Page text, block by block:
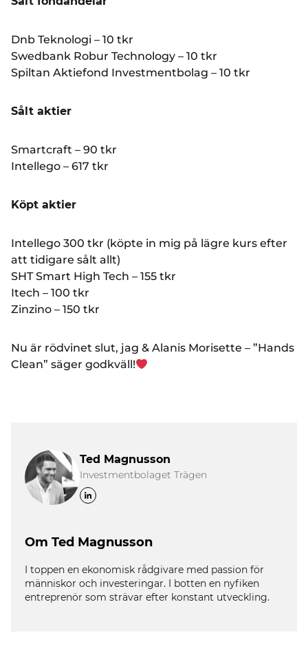
Dnb Teknologi – 10 tkr
Swedbank Robur Technology – 10 tkr
Spiltan Aktiefond Investmentbolag – 10 tkr
Sålt aktier
Smartcraft – 90 tkr
Intellego – 617 tkr
Köpt aktier
Intellego 300 tkr (köpte in mig på lägre kurs efter
att tidigare sålt allt)
SHT Smart High Tech – 155 tkr
Itech – 100 tkr
Zinzino – 150 tkr
Nu är rödvinet slut, jag & Alanis Morisette – ”Hands
Clean” säger godkväll!
Ted Magnusson
Investmentbolaget Trägen
Om Ted Magnusson
I toppen en ekonomisk rådgivare med passion för
människor och investeringar. I botten en nyfiken
entreprenör som strävar efter konstant utveckling.